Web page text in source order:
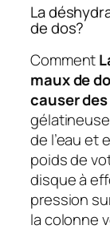
La
de dos?
Comment
maux de
causer
de l’eau et
poids de
disque à
pression
la colonne